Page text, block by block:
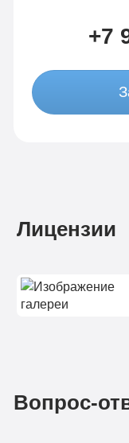
+7
Лицензии
Вопрос-